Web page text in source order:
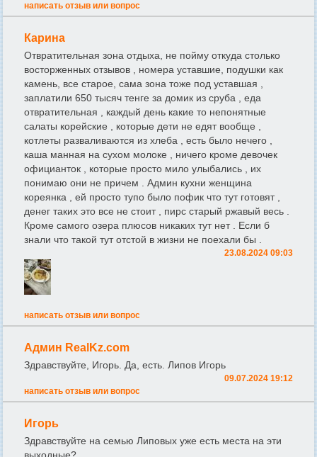
написать отзыв или вопрос
Карина
Отвратительная зона отдыха, не пойму откуда столько
восторженных отзывов , номера уставшие, подушки как
камень, все старое, сама зона тоже под уставшая ,
заплатили 650 тысяч тенге за домик из сруба , еда
отвратительная , каждый день какие то непонятные
салаты корейские , которые дети не едят вообще ,
котлеты разваливаются из хлеба , есть было нечего ,
каша манная на сухом молоке , ничего кроме девочек
официанток , которые просто мило улыбались , их
понимаю они не причем . Админ кухни женщина
кореянка , ей просто тупо было пофик что тут готовят ,
денег таких это все не стоит , пирс старый ржавый весь .
Кроме самого озера плюсов никаких тут нет . Если б
знали что такой тут отстой в жизни не поехали бы .
23.08.2024 09:03
написать отзыв или вопрос
Админ RealKz.com
Здравствуйте, Игорь. Да, есть. Липов Игорь
09.07.2024 19:12
написать отзыв или вопрос
Игорь
Здравствуйте на семью Липовых уже есть места на эти